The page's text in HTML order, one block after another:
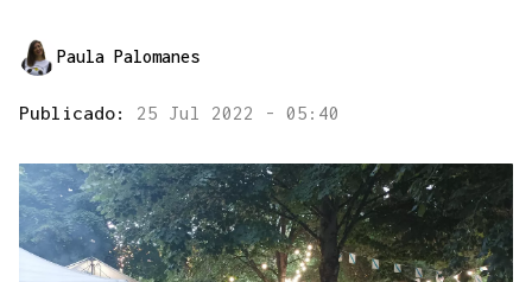
Paula Palomanes
Publicado: 25 Jul 2022 - 05:40